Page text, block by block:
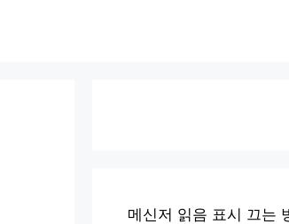
메신저 읽음 표시 끄는